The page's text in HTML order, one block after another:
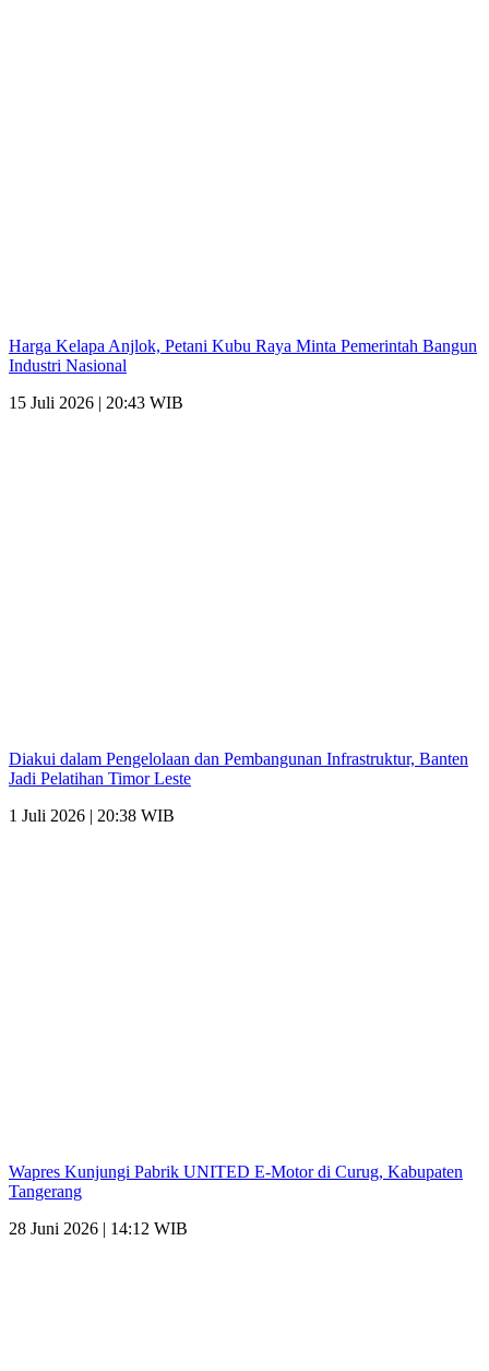
Harga Kelapa Anjlok, Petani Kubu Raya Minta Pemerintah Bangun
Industri Nasional
15 Juli 2026 | 20:43 WIB
Diakui dalam Pengelolaan dan Pembangunan Infrastruktur, Banten
Jadi Pelatihan Timor Leste
1 Juli 2026 | 20:38 WIB
Wapres Kunjungi Pabrik UNITED E-Motor di Curug, Kabupaten
Tangerang
28 Juni 2026 | 14:12 WIB